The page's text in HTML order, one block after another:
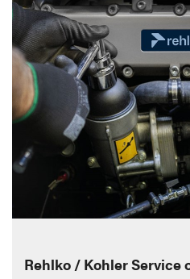
Rehlko / Kohler Service